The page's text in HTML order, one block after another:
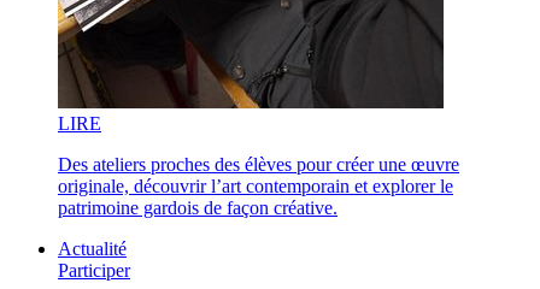
LIRE
Des ateliers proches des élèves pour créer une œuvre
originale, découvrir l’art contemporain et explorer le
patrimoine gardois de façon créative.
Actualité
Participer